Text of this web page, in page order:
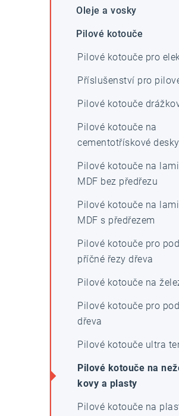
Oleje a vosky
Pilové kotouče
Pilové kotouče pro
Příslušenství pro
Pilové kotouče
Pilové kotouče na
cementotřískové desky
Pilové kotouče na
MDF bez předřezu
Pilové kotouče na
MDF s předřezem
Pilové kotouče pro
příčné řezy dřeva
Pilové kotouče na
Pilové kotouče pro
dřeva
Pilové kotouče ultra
Pilové kotouče na
kovy a plasty
Pilové kotouče na